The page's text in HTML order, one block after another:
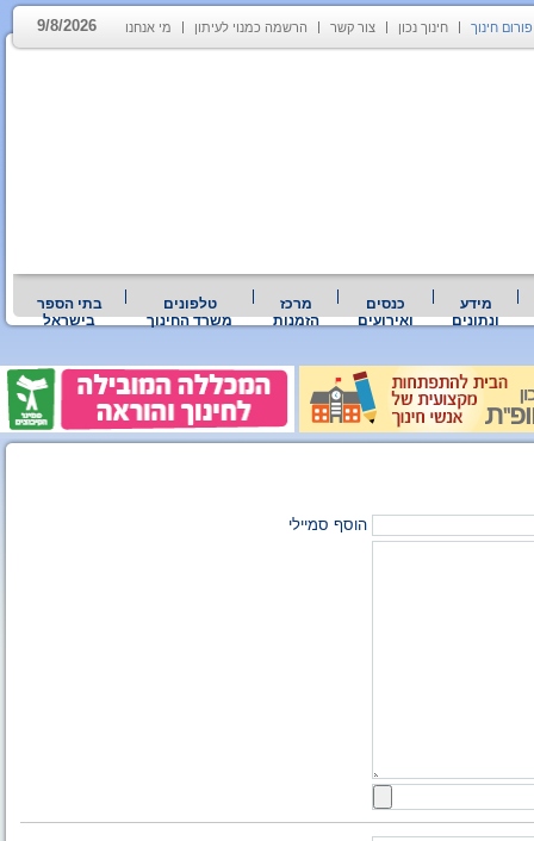
פורום חינוך חינוך נכון צור קשר הרשמה כמנוי לעיתון מי אנחנו 9/8/2026
מידע
ונתונים
כנסים
ואירועים
מרכז
הזמנות
טלפונים
משרד החינוך
בתי הספר
בישראל
הוסף סמיילי